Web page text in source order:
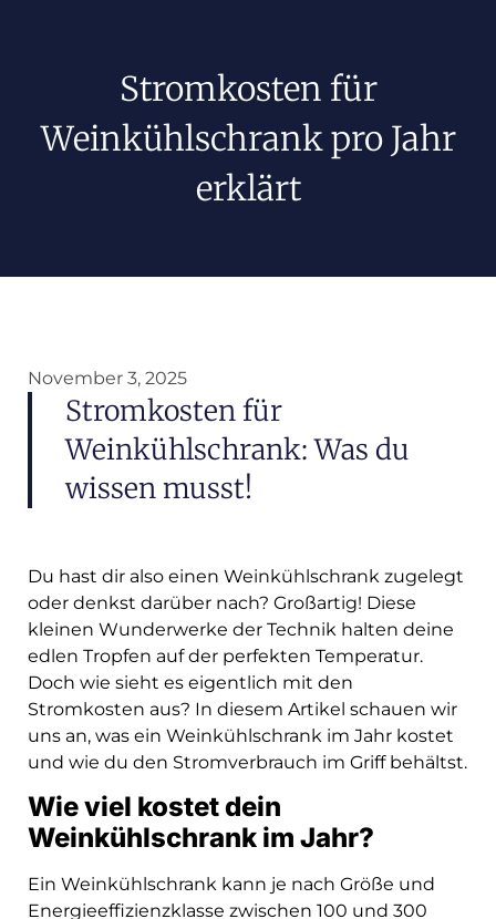
Stromkosten für
Weinkühlschrank pro Jahr
erklärt
November 3, 2025
Stromkosten für
Weinkühlschrank: Was du
wissen musst!
Du hast dir also einen Weinkühlschrank zugelegt
oder denkst darüber nach? Großartig! Diese
kleinen Wunderwerke der Technik halten deine
edlen Tropfen auf der perfekten Temperatur.
Doch wie sieht es eigentlich mit den
Stromkosten aus? In diesem Artikel schauen wir
uns an, was ein Weinkühlschrank im Jahr kostet
und wie du den Stromverbrauch im Griff behältst.
Wie viel kostet dein
Weinkühlschrank im Jahr?
Ein Weinkühlschrank kann je nach Größe und
Energieeffizienzklasse zwischen 100 und 300